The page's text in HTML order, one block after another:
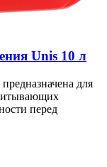
Unis 10 л
для
перед